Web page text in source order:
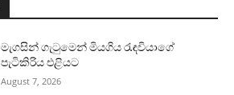
මැගසින් ගැටුමෙන් මියගිය රැඳවියාගේ
පැටිකිරිය එළියට
August 7, 2026